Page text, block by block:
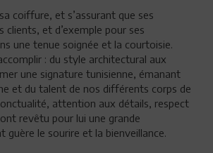
coiffure, et s’assurant que ses
clients, et d’exemple pour ses
une tenue soignée et la courtoisie.
: du style architectural aux
une signature tunisienne, émanant
et du talent de nos différents corps de
attention aux détails, respect
revêtu pour lui une grande
guère le sourire et la bienveillance.